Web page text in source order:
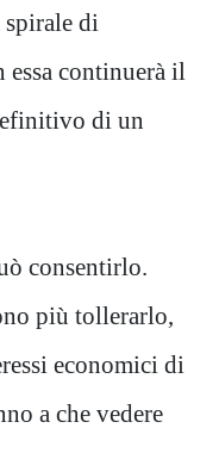
di
continuerà il
di un
consentirlo.
più tollerarlo,
economici di
a che vedere